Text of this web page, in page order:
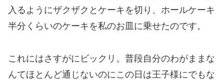
入るようにザクザクとケーキを切り、ホールケーキ
半分くらいのケーキを私のお皿に乗せたのです。
これにはさすがにビックリ。普段自分のわがままな
んてほとんど通じないのにこの日は王子様にでもな